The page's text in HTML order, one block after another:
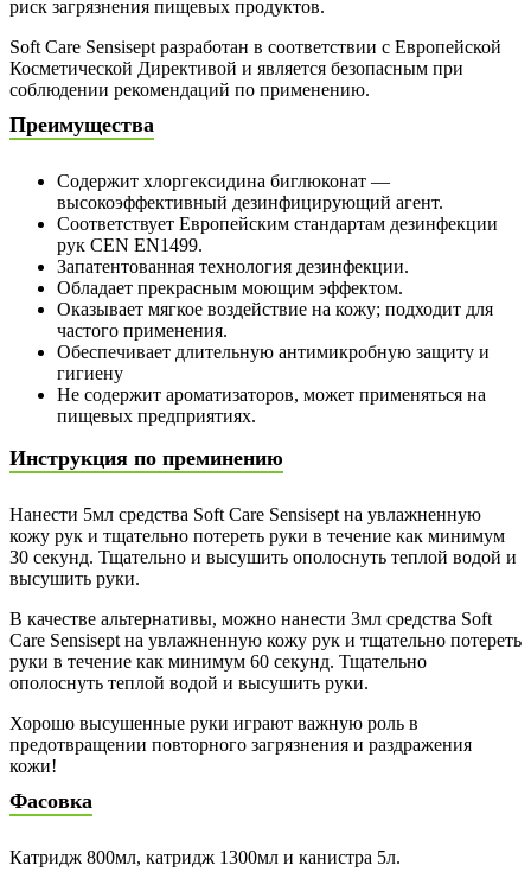
риск загрязнения пищевых продуктов.
Soft Care Sensisept разработан в соответствии с Европейской
Косметической Директивой и является безопасным при
соблюдении рекомендаций по применению.
Преимущества
Содержит хлоргексидина биглюконат —
высокоэффективный дезинфицирующий агент.
Соответствует Европейским стандартам дезинфекции
рук CEN EN1499.
Запатентованная технология дезинфекции.
Обладает прекрасным моющим эффектом.
Оказывает мягкое воздействие на кожу; подходит для
частого применения.
Обеспечивает длительную антимикробную защиту и
гигиену
Не содержит ароматизаторов, может применяться на
пищевых предприятиях.
Инструкция по преминению
Нанести 5мл средства Soft Care Sensisept на увлажненную
кожу рук и тщательно потереть руки в течение как минимум
30 секунд. Тщательно и высушить ополоснуть теплой водой и
высушить руки.
В качестве альтернативы, можно нанести 3мл средства Soft
Care Sensisept на увлажненную кожу рук и тщательно потереть
руки в течение как минимум 60 секунд. Тщательно
ополоснуть теплой водой и высушить руки.
Хорошо высушенные руки играют важную роль в
предотвращении повторного загрязнения и раздражения
кожи!
Фасовка
Катридж 800мл, катридж 1300мл и канистра 5л.